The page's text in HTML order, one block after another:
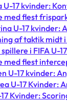
U-17 kvinder:
med flest
U-17 kvinder:
af taktik midt
i FIFA U-
med flest
U-17 kvinder:
U-17 Kvinder:
17 Kvinder: